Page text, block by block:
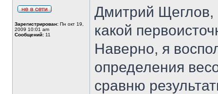
Зарегистрирован: Пн окт 19,
2009 10:01 am
Сообщений: 11
Дмитрий Щеглов,
какой
Наверно, я
определения
сравню